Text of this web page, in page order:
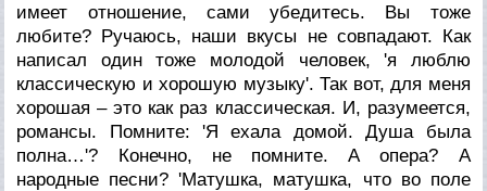
имеет отношение, сами убедитесь. Вы тоже
любите? Ручаюсь, наши вкусы не совпадают. Как
написал один тоже молодой человек, 'я люблю
классическую и хорошую музыку'. Так вот, для меня
хорошая – это как раз классическая. И, разумеется,
романсы. Помните: 'Я ехала домой. Душа была
полна…'? Конечно, не помните. А опера? А
народные песни? 'Матушка, матушка, что во поле